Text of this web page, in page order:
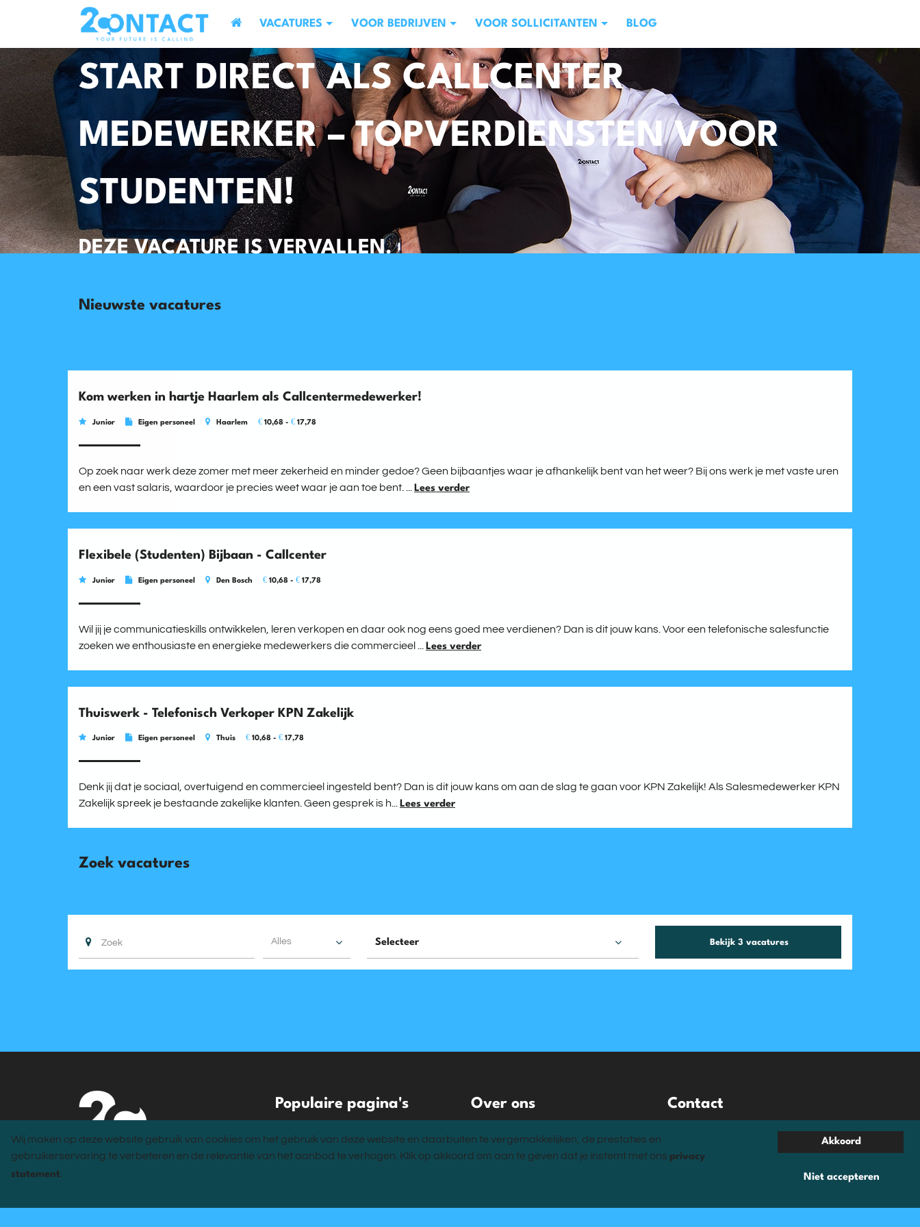
VACATURES VOOR BEDRIJVEN VOOR SOLLICITANTEN BLOG
START DIRECT ALS CALLCENTER
MEDEWERKER – TOPVERDIENSTEN VOOR
STUDENTEN!
DEZE VACATURE IS VERVALLEN.
Nieuwste vacatures
Kom werken in hartje Haarlem als Callcentermedewerker!
Junior Eigen personeel Haarlem € 10,68 - € 17,78
Op zoek naar werk deze zomer met meer zekerheid en minder gedoe? Geen bijbaantjes waar je afhankelijk bent van het weer? Bij ons werk je met vaste uren
en een vast salaris, waardoor je precies weet waar je aan toe bent. ...
Lees verder
Flexibele (Studenten) Bijbaan - Callcenter
Junior Eigen personeel Den Bosch € 10,68 - € 17,78
Wil jij je communicatieskills ontwikkelen, leren verkopen en daar ook nog eens goed mee verdienen? Dan is dit jouw kans. Voor een telefonische salesfunctie
zoeken we enthousiaste en energieke medewerkers die commercieel ...
Lees verder
Thuiswerk - Telefonisch Verkoper KPN Zakelijk
Junior Eigen personeel Thuis € 10,68 - € 17,78
Denk jij dat je sociaal, overtuigend en commercieel ingesteld bent? Dan is dit jouw kans om aan de slag te gaan voor KPN Zakelijk! Als Salesmedewerker KPN
Zakelijk spreek je bestaande zakelijke klanten. Geen gesprek is h... Lees verder
Zoek vacatures
Alles Bekijk 3 vacatures
Populaire pagina's
Voor bedrijven
Over ons
Onze visie
Contact
Facebook
Klachtenprocedure
Wij maken op deze website gebruik van cookies om het gebruik van deze website en daarbuiten te vergemakkelijken, de prestaties en
gebruikerservaring te verbeteren en de relevantie van het aanbod te verhogen. Klik op akkoord om aan te geven dat je instemt met ons privacy
statement
Akkoord
Niet accepteren